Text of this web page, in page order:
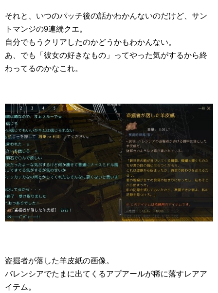
それと、いつのパッチ後の話かわかんないのだけど、サン
トマンジの9連続クエ。
自分でもうクリアしたのかどうかもわかんない。
あ、でも「彼女の好きなもの」ってやった気がするから終
わってるのかなこれ。
盗掘者が落した羊皮紙の画像。
バレンシアでたまに出てくるアプアールが稀に落すレアア
イテム。